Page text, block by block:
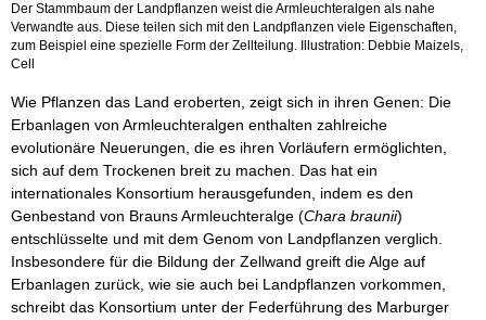
Der Stammbaum der Landpflanzen weist die Armleuchteralgen als nahe
Verwandte aus. Diese teilen sich mit den Landpflanzen viele Eigenschaften,
zum Beispiel eine spezielle Form der Zellteilung. Illustration: Debbie Maizels,
Cell
Wie Pflanzen das Land eroberten, zeigt sich in ihren Genen: Die
Erbanlagen von Armleuchteralgen enthalten zahlreiche
evolutionäre Neuerungen, die es ihren Vorläufern ermöglichten,
sich auf dem Trockenen breit zu machen. Das hat ein
internationales Konsortium herausgefunden, indem es den
Genbestand von Brauns Armleuchteralge (Chara braunii)
entschlüsselte und mit dem Genom von Landpflanzen verglich.
Insbesondere für die Bildung der Zellwand greift die Alge auf
Erbanlagen zurück, wie sie auch bei Landpflanzen vorkommen,
schreibt das Konsortium unter der Federführung des Marburger